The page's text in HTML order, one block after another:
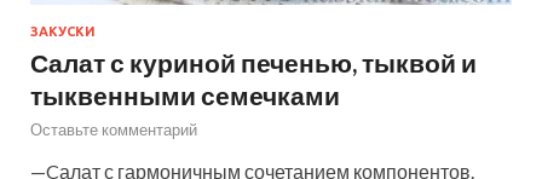
ЗАКУСКИ
Салат с куриной печенью, тыквой и
тыквенными семечками
Оставьте комментарий
—Cалат с гармоничным сочетанием компонентов.